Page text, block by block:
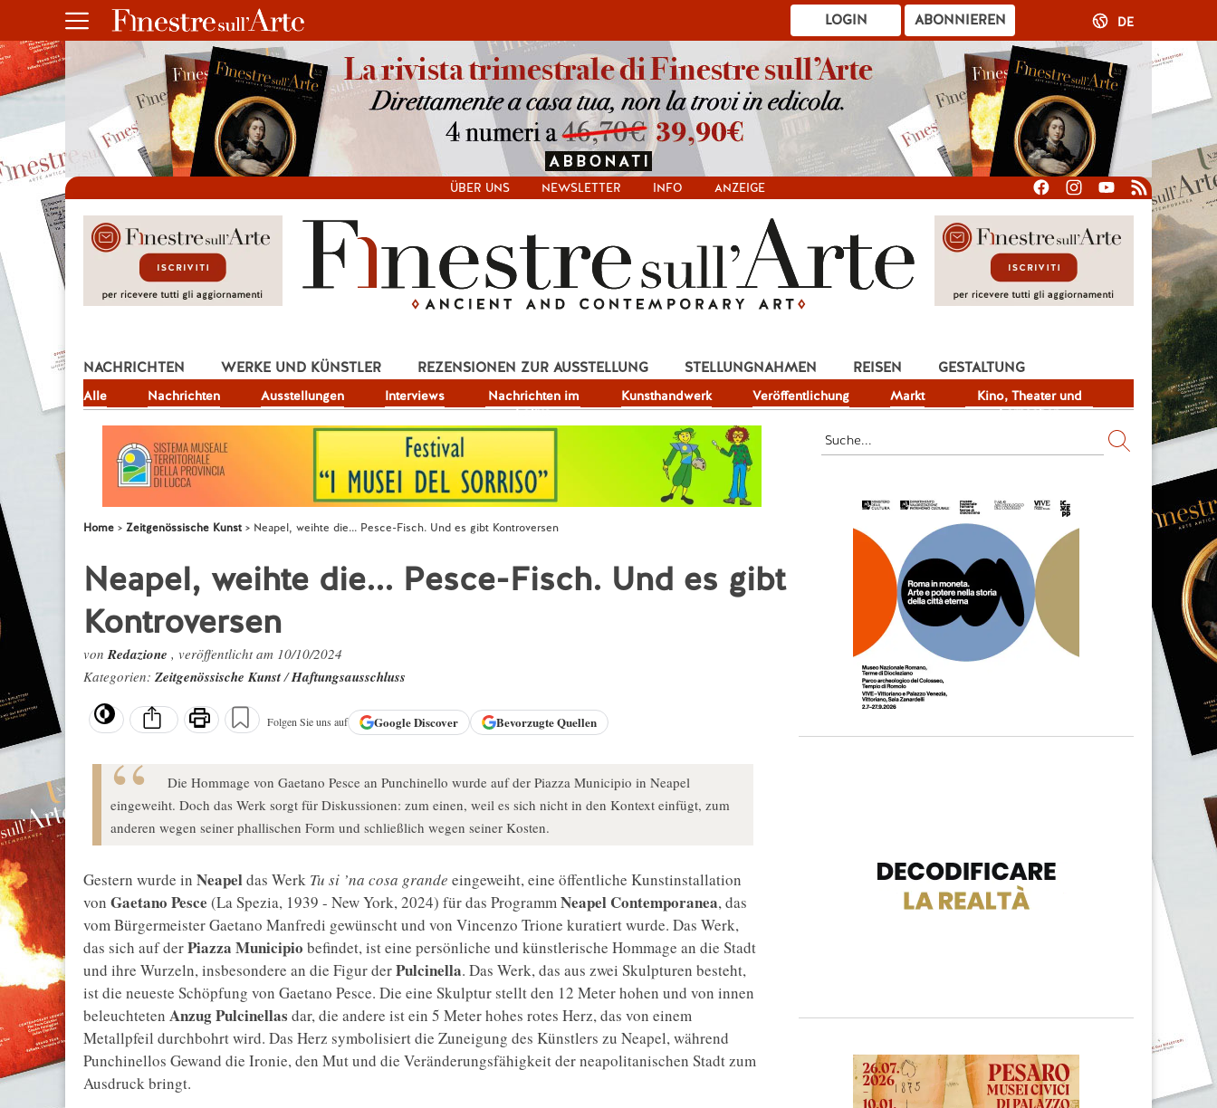
ABONNIEREN
LOGIN DE
ÜBER UNS NEWSLETTER INFO ANZEIGE
NACHRICHTEN
Alle Nachrichten Ausstellungen Interviews
Nachrichten im
Fokus
Kunsthandwerk Veröffentlichung Markt
Kino, Theater und
Fernsehen
WERKE UND KÜNSTLER REZENSIONEN ZUR AUSSTELLUNG STELLUNGNAHMEN REISEN
GESTALTUNG
JOB
Home Zeitgenössische Kunst Neapel, weihte die... Pesce-Fisch. Und es gibt Kontroversen
Neapel, weihte die... Pesce-Fisch. Und es gibt
Kontroversen
vonRedazione , veröffentlicht am 10/10/2024
Kategorien: Zeitgenössische Kunst/Haftungsausschluss
Folgen Sie uns auf GoogleDiscover Bevorzugte Quellen
Die Hommage von Gaetano Pesce an Punchinello wurde auf der Piazza Municipio in Neapel
eingeweiht. Doch das Werk sorgt für Diskussionen: zum einen, weil es sich nicht in den Kontext einfügt, zum
anderen wegen seiner phallischen Form und schließlich wegen seiner Kosten.
Gestern wurde in Neapeldas Werk Tu si ’na cosa grande eingeweiht, eine öffentliche Kunstinstallation
von Gaetano Pesce (La Spezia, 1939 - New York, 2024) für das ProgrammNeapel Contemporanea, das
vom Bürgermeister Gaetano Manfredi gewünscht und von Vincenzo Trione kuratiert wurde. Das Werk,
das sich auf derPiazza Municipio befindet, ist eine persönliche und künstlerische Hommage an die Stadt
und ihre Wurzeln, insbesondere an die Figur derPulcinella. Das Werk, das aus zwei Skulpturen besteht,
ist die neueste Schöpfung von Gaetano Pesce. Die eine Skulptur stellt den 12 Meter hohen und von innen
beleuchteten Anzug Pulcinellas dar, die andere ist ein 5 Meter hohes rotes Herz, das von einem
Metallpfeil durchbohrt wird. Das Herz symbolisiert die Zuneigung des Künstlers zu Neapel, während
Punchinellos Gewand die Ironie, den Mut und die Veränderungsfähigkeit der neapolitanischen Stadt zum
Ausdruck bringt.